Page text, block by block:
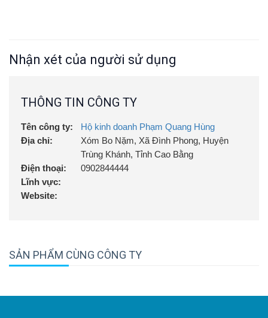
Nhận xét của người sử dụng
THÔNG TIN CÔNG TY
Tên công ty:
Hộ kinh doanh Phạm Quang Hùng
Địa chỉ:
Xóm Bo Nặm, Xã Đình Phong, Huyện
Trùng Khánh, Tỉnh Cao Bằng
Điện thoại:
0902844444
Lĩnh vực:
Website:
SẢN PHẨM CÙNG CÔNG TY